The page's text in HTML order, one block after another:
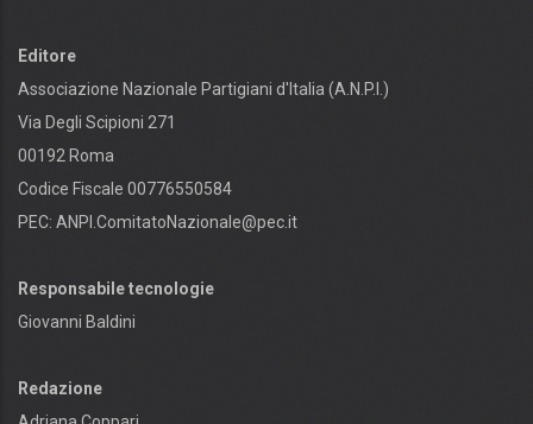
Editore
Associazione Nazionale Partigiani d'Italia (A.N.P.I.)
Via Degli Scipioni 271
00192 Roma
Codice Fiscale 00776550584
PEC: ANPI.ComitatoNazionale@pec.it
Responsabile tecnologie
Giovanni Baldini
Redazione